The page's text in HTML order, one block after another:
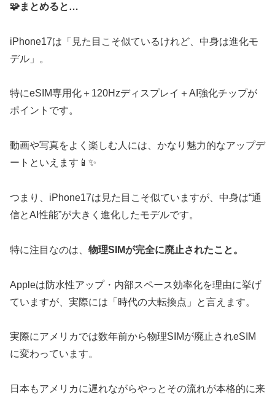
🧩まとめると…
iPhone17は「見た目こそ似ているけれど、中身は進化モ
デル」。
特にeSIM専用化＋120Hzディスプレイ＋AI強化チップが
ポイントです。
動画や写真をよく楽しむ人には、かなり魅力的なアップデ
ートといえます📱✨
つまり、iPhone17は見た目こそ似ていますが、中身は“通
信とAI性能”が大きく進化したモデルです。
特に注目なのは、 物理SIMが完全に廃止されたこと。
Appleは防水性アップ・内部スペース効率化を理由に挙げ
ていますが、実際には「時代の大転換点」と言えます。
実際にアメリカでは数年前から物理SIMが廃止されeSIM
に変わっています。
日本もアメリカに遅れながらやっとその流れが本格的に来